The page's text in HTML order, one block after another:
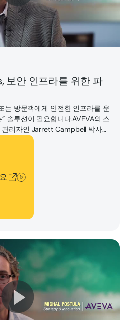
보안 인프라를 위한 파
는 방문객에게 안전한 인프라를 운
솔루션이 필요합니다.AVEVA의 스
리자인 Jarrett Campbell 박사가
소프트웨어가 오늘날의 인프